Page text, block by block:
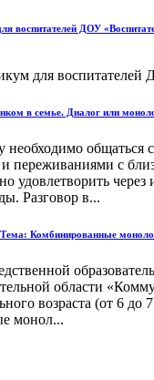
воспитателей ДОУ
для воспитателей
в семье. Диалог или
необходимо общаться
переживаниями с
удовлетворить
Разговор в...
Комбинированные
области
возраста (от 6 до
монол...